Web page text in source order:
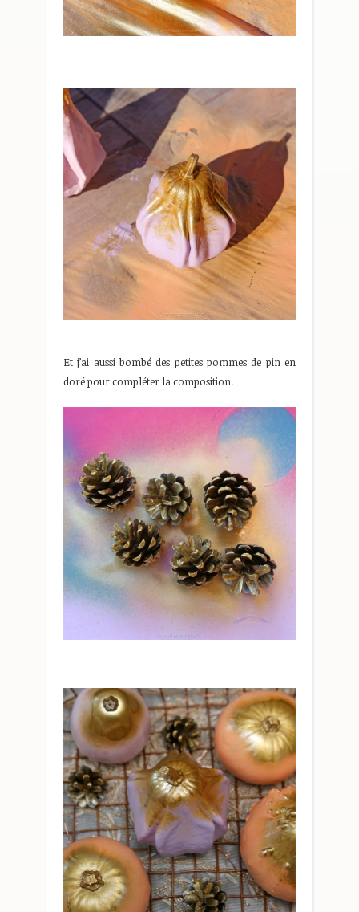
Et j’ai aussi bombé des petites pommes de pin en
doré pour compléter la composition.